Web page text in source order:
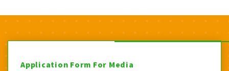
Application Form For Media